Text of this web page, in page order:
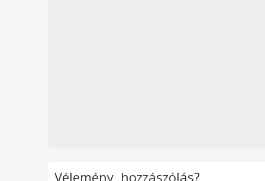
Vélemény, hozzászólás?